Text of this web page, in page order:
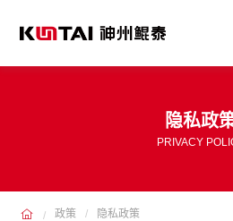
隐私政
PRIVACY
政策 隐私政策